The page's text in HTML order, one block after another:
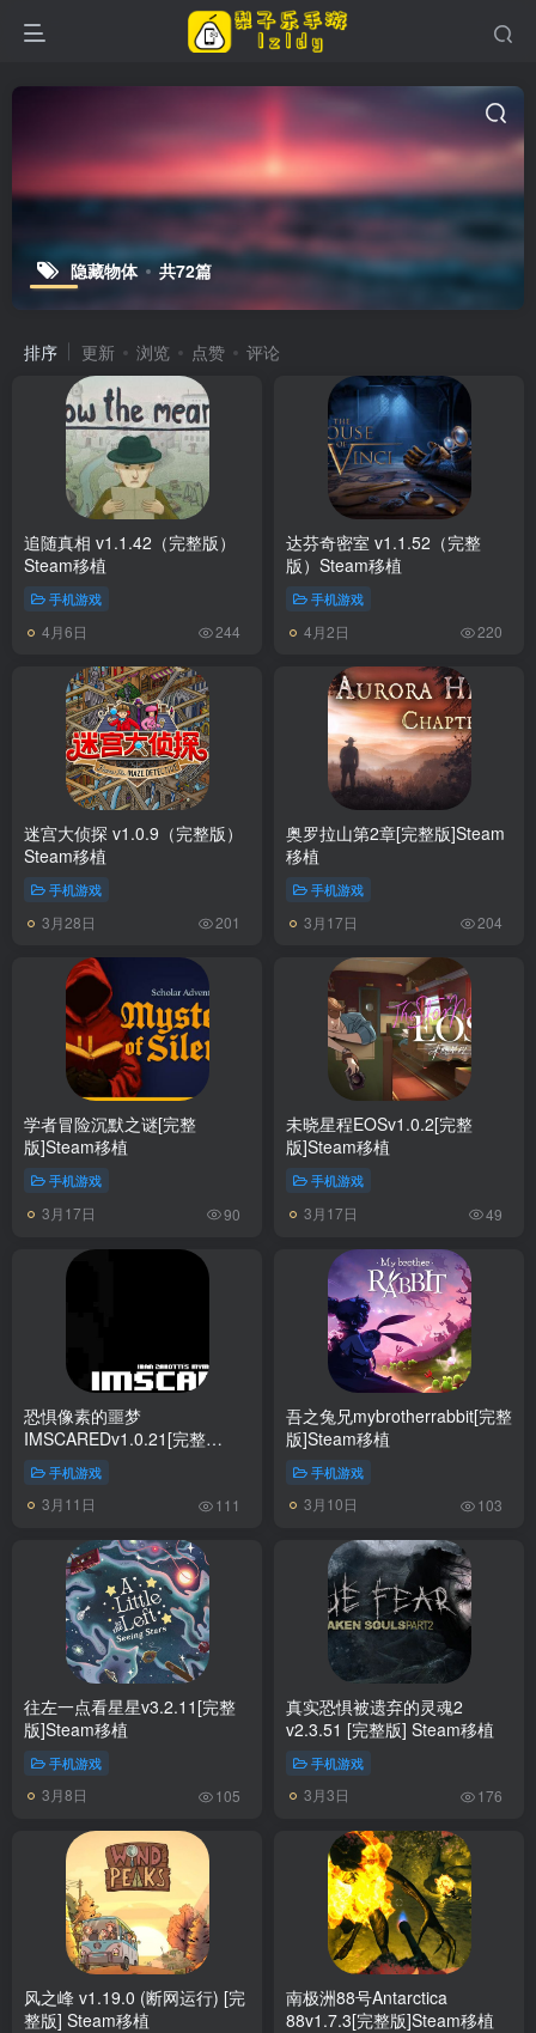
隐藏物体 共72篇
排序 更新 浏览 点赞 评论
追随真相 v1.1.42（完整版）
Steam移植
手机游戏
4月6日 244
达芬奇密室 v1.1.52（完整
版）Steam移植
手机游戏
4月2日 220
迷宫大侦探 v1.0.9（完整版）
Steam移植
手机游戏
3月28日 201
奥罗拉山第2章[完整版]Steam
移植
手机游戏
3月17日 204
学者冒险沉默之谜[完整
版]Steam移植
手机游戏
3月17日 90
未晓星程EOSv1.0.2[完整
版]Steam移植
手机游戏
3月17日 49
恐惧像素的噩梦
IMSCAREDv1.0.21[完整
版]Steam移植
手机游戏
3月11日 111
吾之兔兄mybrotherrabbit[完整
版]Steam移植
手机游戏
3月10日 103
往左一点看星星v3.2.11[完整
版]Steam移植
手机游戏
3月8日 105
真实恐惧被遗弃的灵魂2
v2.3.51 [完整版] Steam移植
手机游戏
3月3日 176
风之峰 v1.19.0 (断网运行) [完
整版] Steam移植
南极洲88号Antarctica
88v1.7.3[完整版]Steam移植